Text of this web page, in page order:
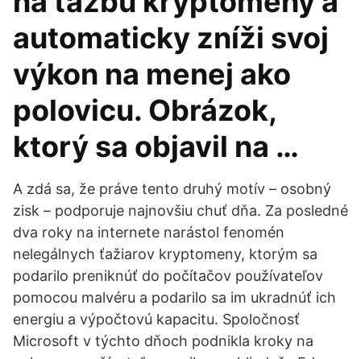
automaticky zníži svoj
výkon na menej ako
polovicu. Obrázok,
ktorý sa objavil na …
A zdá sa, že práve tento druhý motív – osobný
zisk – podporuje najnovšiu chuť dňa. Za posledné
dva roky na internete narástol fenomén
nelegálnych ťažiarov kryptomeny, ktorým sa
podarilo preniknúť do počítačov používateľov
pomocou malvéru a podarilo sa im ukradnúť ich
energiu a výpočtovú kapacitu. Spoločnosť
Microsoft v týchto dňoch podnikla kroky na